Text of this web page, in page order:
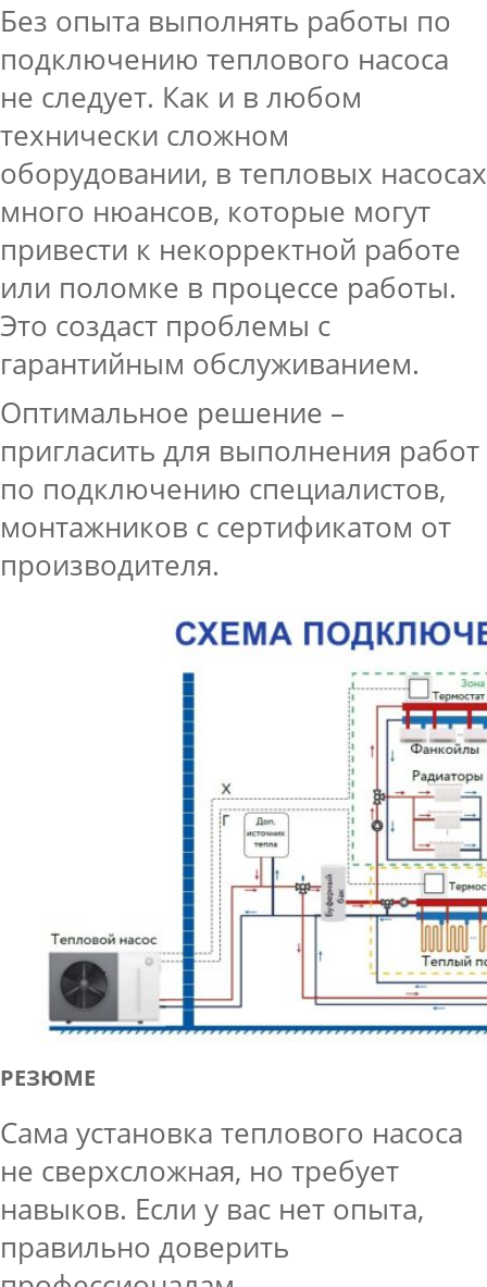
Без опыта выполнять работы по
подключению теплового насоса
не следует. Как и в любом
технически сложном
оборудовании, в тепловых насосах
много нюансов, которые могут
привести к некорректной работе
или поломке в процессе работы.
Это создаст проблемы с
гарантийным обслуживанием.
Оптимальное решение –
пригласить для выполнения работ
по подключению специалистов,
монтажников с сертификатом от
производителя.
РЕЗЮМЕ
Сама установка теплового насоса
не сверхсложная, но требует
навыков. Если у вас нет опыта,
правильно доверить